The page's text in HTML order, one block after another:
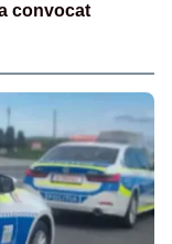
convocat